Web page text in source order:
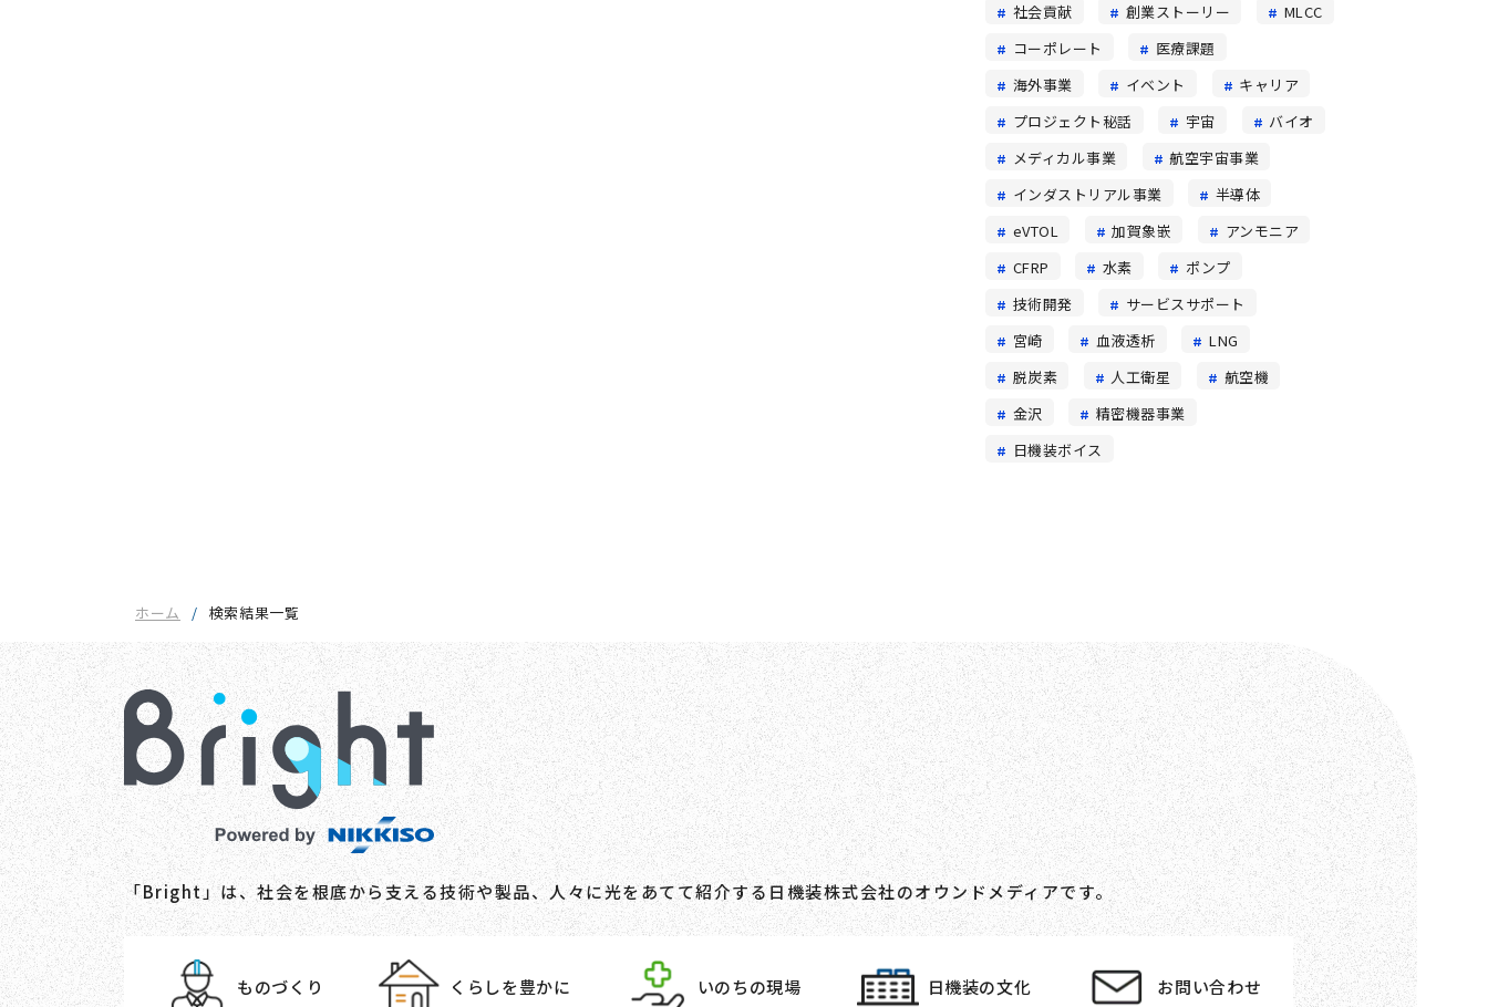
社会貢献 創業ストーリー
MLCC
コーポレート
医療課題
海外事業
イベント
キャリア
プロジェクト秘話
宇宙
バイオ
メディカル事業
航空宇宙事業
インダストリアル事業
半導体
eVTOL
加賀象嵌
アンモニア
CFRP
水素
ポンプ
技術開発
サービスサポート
宮崎
血液透析
LNG
脱炭素
人工衛星
航空機
金沢
精密機器事業
日機装ボイス
ホーム 検索結果一覧
「Bright」は、社会を根底から支える技術や製品、人々に光をあてて紹介する日機装株式会社のオウンドメディアです。
ものづくり くらしを豊かに いのちの現場 日機装の文化 お問い合わせ